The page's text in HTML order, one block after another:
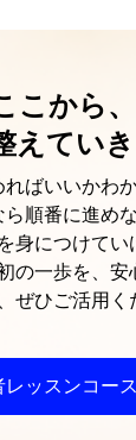
こから
えてい
ばいいかわ
ら順番に進め
身につけてい
の一歩を、
ぜひご活用く
ッスンコー